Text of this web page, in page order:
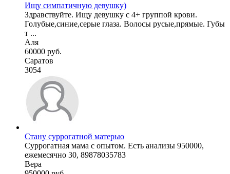
Ищу симпатичную девушку)
Здравствуйте. Ищу девушку с 4+ группой крови.
Голубые,синие,серые глаза. Волосы русые,прямые. Губы
т ...
Аля
60000 руб.
Саратов
3054
Стану суррогатной матерью
Суррогатная мама с опытом. Есть анализы 950000,
ежемесячно 30, 89878035783
Вера